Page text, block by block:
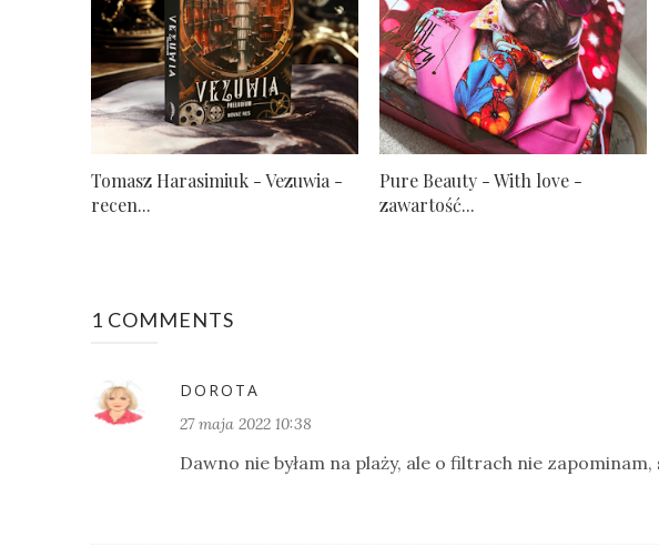
Tomasz Harasimiuk - Vezuwia -
recen...
Pure Beauty - With love -
zawartość...
1 COMMENTS
DOROTA
27 maja 2022 10:38
Dawno nie byłam na plaży, ale o filtrach nie